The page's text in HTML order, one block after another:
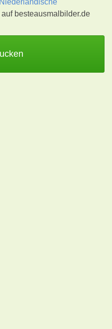
Niederländische
besteausmalbilder.de